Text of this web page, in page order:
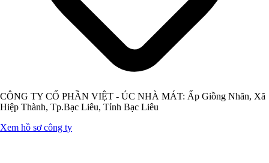
CÔNG TY CỔ PHẦN VIỆT - ÚC NHÀ MÁT: Ấp Giồng Nhãn, Xã
Hiệp Thành, Tp.Bạc Liêu, Tỉnh Bạc Liêu
Xem hồ sơ công ty